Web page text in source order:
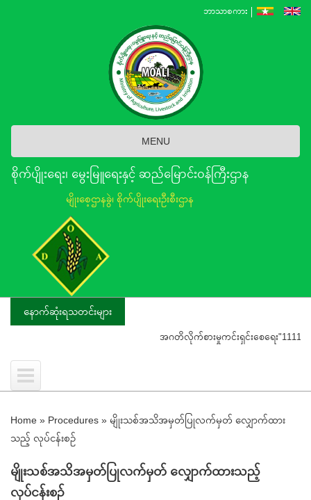
ဘာသာစကား
MENU
စိုက်ပျိုးရေး၊ မွေးမြူရေးနှင့် ဆည်မြောင်း၀န်ကြီးဌာန
မျိုးစေ့ဌာနခွဲ၊ စိုက်ပျိုးရေးဦးစီးဌာန
နောက်ဆုံးရသတင်းများ
အဂတိလိုက်စားမှုကင်းရှင်းစေရေး"1111"ကို ဖ
Home » Procedures » မျိုးသစ်အသိအမှတ်ပြုလက်မှတ် လျှောက်ထား
သည့် လုပ်ငန်းစဥ်
မျိုးသစ်အသိအမှတ်ပြုလက်မှတ် လျှောက်ထားသည့်
လုပ်ငန်းစဥ်